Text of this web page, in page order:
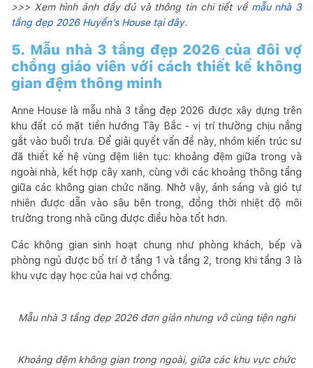
>>> Xem hình ảnh đầy đủ và thông tin chi tiết về mẫu nhà 3
tầng đẹp 2026 Huyền’s House tại đây.
5. Mẫu nhà 3 tầng đẹp 2026 của đôi vợ
chồng giáo viên với cách thiết kế không
gian đệm thông minh
Anne House là mẫu nhà 3 tầng đẹp 2026 được xây dựng trên
khu đất có mặt tiền hướng Tây Bắc - vị trí thường chịu nắng
gắt vào buổi trưa. Để giải quyết vấn đề này, nhóm kiến trúc sư
đã thiết kế hệ vùng đệm liên tục: khoảng đệm giữa trong và
ngoài nhà, kết hợp cây xanh, cùng với các khoảng thông tầng
giữa các không gian chức năng. Nhờ vậy, ánh sáng và gió tự
nhiên được dẫn vào sâu bên trong, đồng thời nhiệt độ môi
trường trong nhà cũng được điều hòa tốt hơn.
Các không gian sinh hoạt chung như phòng khách, bếp và
phòng ngủ được bố trí ở tầng 1 và tầng 2, trong khi tầng 3 là
khu vực dạy học của hai vợ chồng.
Mẫu nhà 3 tầng đẹp 2026 đơn giản nhưng vô cùng tiện nghi
Khoảng đệm không gian trong ngoài, giữa các khu vực chức